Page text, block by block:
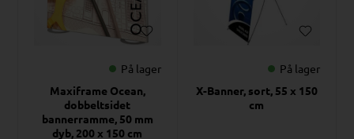
På lager
Maxiframe Ocean,
dobbeltsidet
bannerramme, 50 mm
dyb, 200 x 150 cm
På lager
X-Banner, sort, 55 x 150
cm